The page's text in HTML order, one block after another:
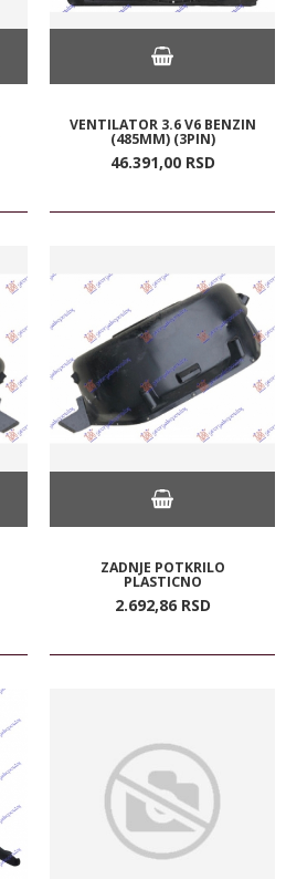
VENTILATOR 3.6 V6 BENZIN
(485MM) (3PIN)
46.391,00 RSD
ZADNJE POTKRILO
PLASTICNO
2.692,86 RSD